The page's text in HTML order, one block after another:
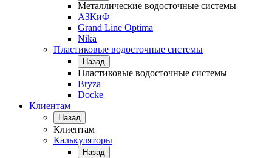
Металлические водосточные системы
АЗКиФ
Grand Line Optima
Nika
Пластиковые водосточные системы
Назад
Пластиковые водосточные системы
Bryza
Docke
Клиентам
Назад
Клиентам
Калькуляторы
Назад